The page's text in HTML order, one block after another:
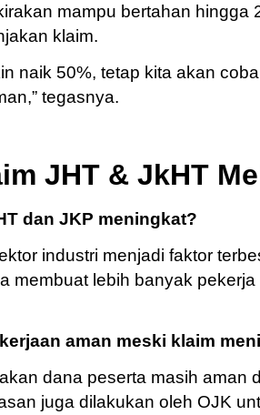
mampu bertahan hingga
klaim.
naik 50%, tetap kita akan
tegasnya.
JHT & JkHT
dan JKP meningkat?
industri menjadi faktor
membuat lebih banyak
aman meski klaim
dana peserta masih aman
juga dilakukan oleh OJK